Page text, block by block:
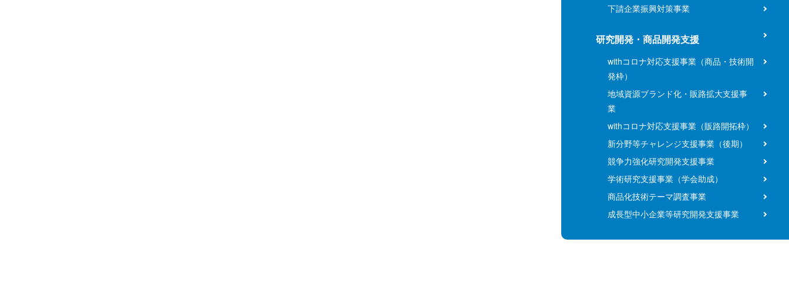
下請企業振興対策事業
研究開発・商品開発支援
withコロナ対応支援事業（商品・技術開
発枠）
地域資源ブランド化・販路拡大支援事
業
withコロナ対応支援事業（販路開拓枠）
新分野等チャレンジ支援事業（後期）
競争力強化研究開発支援事業
学術研究支援事業（学会助成）
商品化技術テーマ調査事業
成長型中小企業等研究開発支援事業